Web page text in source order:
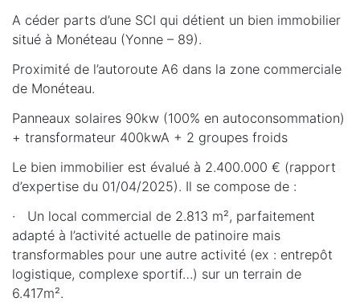
A céder parts d’une SCI qui détient un bien immobilier
situé à Monéteau (Yonne – 89).
Proximité de l’autoroute A6 dans la zone commerciale
de Monéteau.
Panneaux solaires 90kw (100% en autoconsommation)
+ transformateur 400kwA + 2 groupes froids
Le bien immobilier est évalué à 2.400.000 € (rapport
d’expertise du 01/04/2025). Il se compose de :
· Un local commercial de 2.813 m², parfaitement
adapté à l’activité actuelle de patinoire mais
transformables pour une autre activité (ex : entrepôt
logistique, complexe sportif…) sur un terrain de
6.417m².